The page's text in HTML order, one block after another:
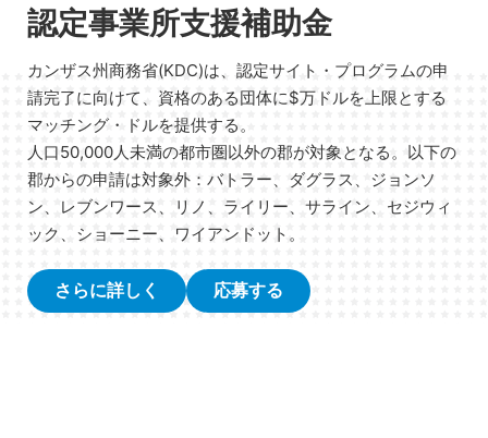
認定事業所支援補助金
カンザス州商務省(KDC)は、認定サイト・プログラムの申
請完了に向けて、資格のある団体に$万ドルを上限とする
マッチング・ドルを提供する。
人口50,000人未満の都市圏以外の郡が対象となる。以下の
郡からの申請は対象外：バトラー、ダグラス、ジョンソ
ン、レブンワース、リノ、ライリー、サライン、セジウィ
ック、ショーニー、ワイアンドット。
さらに詳しく 応募する